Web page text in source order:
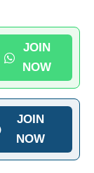
JOIN
NOW
JOIN
NOW